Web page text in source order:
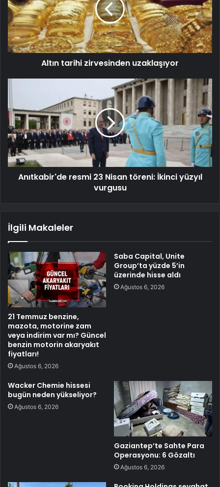
Altın tarihi zirvesinden uzaklaşıyor
Anıtkabir'de resmi 23 Nisan töreni: İkinci yüzyıl
vurgusu
İlgili Makaleler
21 Temmuz benzine,
mazota, motorine zam
veya indirim var mı? Güncel
benzin motorin akaryakıt
fiyatları!
Ağustos 6, 2026
Saba Capital, Unite
Group’ta yüzde 5’in
üzerinde hisse aldı
Ağustos 6, 2026
Wacker Chemie hissesi
bugün neden yükseliyor?
Ağustos 6, 2026
Gaziantep’te Sahte Para
Operasyonu: 6 Gözaltı
Ağustos 6, 2026